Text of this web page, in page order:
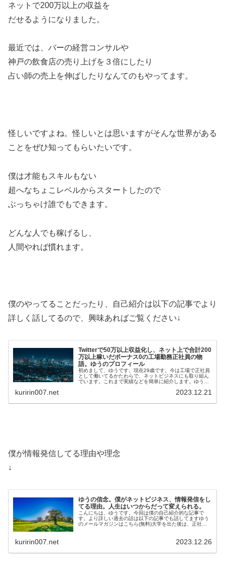
ネットで200万以上の収益を
だせるようになりました。
最近では、バーの経営コンサルや
神戸の飲食店の売り上げを３倍にしたり
占い師の売上を伸ばしたりなんてのもやってます。
怪しいですよね。怪しいとは思いますがそんな世界がある
ことをぜひ知ってもらいたいです。
僕は才能もスキルもない
超へなちょこレベルからスタートしたので
ぶっちゃけ誰でもできます。
どんな人でも稼げるし、
人間やれば慣れます。
僕のやってることだったり、自己紹介は以下の記事でより
詳しく話してるので、興味あればご覧ください↓
Twitterで50万以上収益化し、ネット上で合計200
万以上稼いだボーナス0の工場勤務正社員の物
語。ゆうのプロフィール
初めまして、ゆうです。現在29歳です。今は工場で正社員
として働いてるかたわらで、ネットビジネスにも取り組ん
でいます。これまで実績などを簡単に紹介します。ゆうの
kuririn007.net 2023.12.21
僕が情報発信してる理由や理念
↓
ゆうの信念。僕がネットビジネス、情報発信をし
てる理由。人生はいつからだって変えられる。
こんにちは、ゆうです。今回は僕の自己紹介的な記事で
す。より詳しい過去の話は以下の記事でも話してますゆう
のメールマガジンはこちら(無料)大学を出た後は、正社員
kuririn007.net 2023.12.26